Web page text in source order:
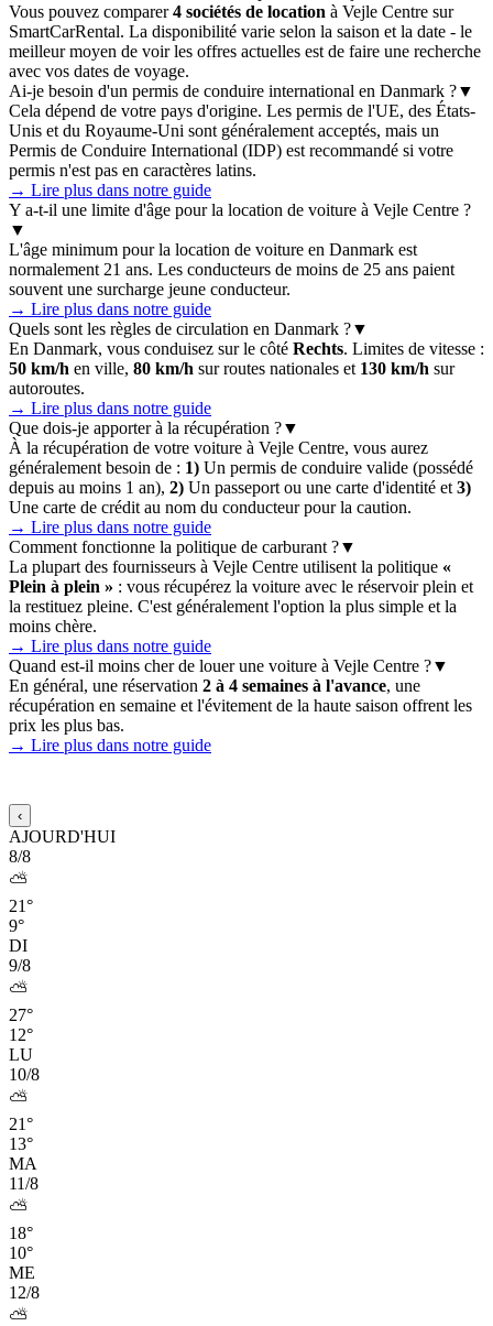
Vous pouvez comparer4 sociétés de location à Vejle Centre sur
SmartCarRental. La disponibilité varie selon la saison et la date - le
meilleur moyen de voir les offres actuelles est de faire une recherche
avec vos dates de voyage.
Ai-je besoin d'un permis de conduire international en Danmark ?▼
Cela dépend de votre pays d'origine. Les permis de l'UE, des États-
Unis et du Royaume-Uni sont généralement acceptés, mais un
Permis de Conduire International (IDP) est recommandé si votre
permis n'est pas en caractères latins.
→ Lire plus dans notre guide
Y a-t-il une limite d'âge pour la location de voiture à Vejle Centre ?
▼
L'âge minimum pour la location de voiture en Danmark est
normalement 21 ans. Les conducteurs de moins de 25 ans paient
souvent une surcharge jeune conducteur.
→ Lire plus dans notre guide
Quels sont les règles de circulation en Danmark ?▼
En Danmark, vous conduisez sur le côté Rechts. Limites de vitesse :
50 km/h en ville, 80 km/h sur routes nationales et 130 km/h sur
autoroutes.
→ Lire plus dans notre guide
Que dois-je apporter à la récupération ?▼
À la récupération de votre voiture à Vejle Centre, vous aurez
généralement besoin de : 1) Un permis de conduire valide (possédé
depuis au moins 1 an), 2) Un passeport ou une carte d'identité et 3)
Une carte de crédit au nom du conducteur pour la caution.
→ Lire plus dans notre guide
Comment fonctionne la politique de carburant ?▼
La plupart des fournisseurs à Vejle Centre utilisent la politique «
Plein à plein » : vous récupérez la voiture avec le réservoir plein et
la restituez pleine. C'est généralement l'option la plus simple et la
moins chère.
→ Lire plus dans notre guide
Quand est-il moins cher de louer une voiture à Vejle Centre ?▼
En général, une réservation 2 à 4 semaines à l'avance, une
récupération en semaine et l'évitement de la haute saison offrent les
prix les plus bas.
→ Lire plus dans notre guide
‹
AJOURD'HUI
8/8
⛅
21°
9°
DI
9/8
⛅
27°
12°
LU
10/8
⛅
21°
13°
MA
11/8
⛅
18°
10°
ME
12/8
⛅